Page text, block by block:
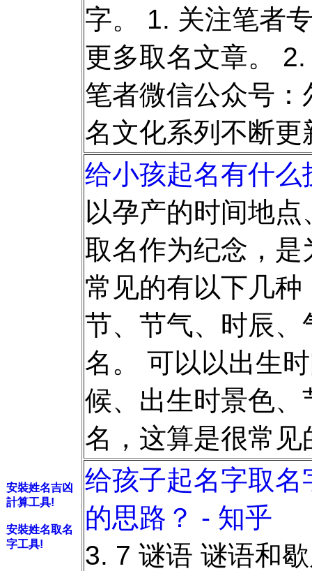
安裝姓名吉凶
計算工具!
安裝姓名取名
字工具!
字。 1. 关注笔者
更多取名文章。
笔者微信公众号
名文化系列不断
给小孩起名有什么
以孕产的时间地
取名作为纪念，
常见的有以下几
节、节气、时辰
名。 可以以出生
候、出生时景色
名，这算是很常
给孩子起名字取
的思路？ - 知乎
3. 7 谜语 谜语和